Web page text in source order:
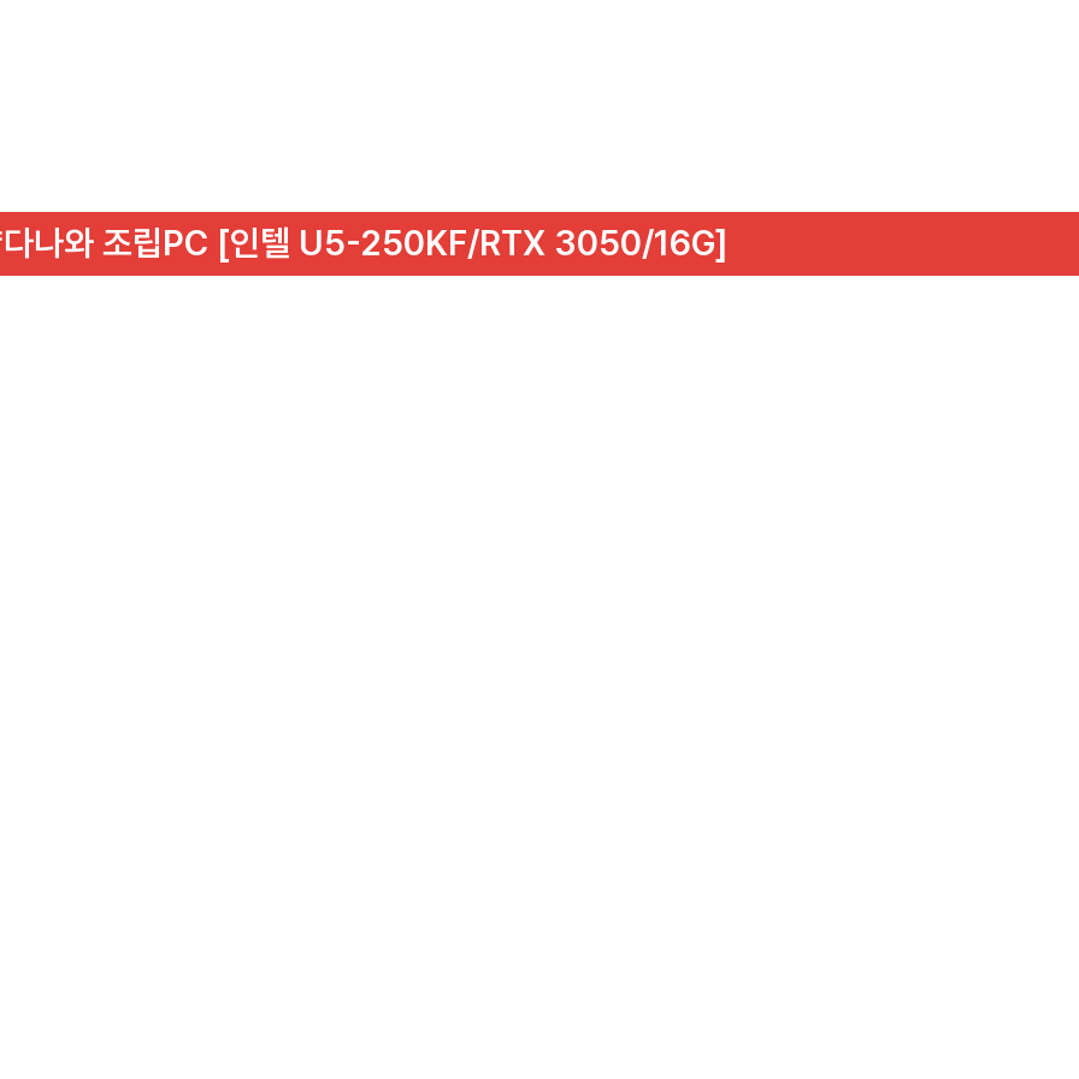
나와 조립PC [인텔 U5-250KF/RTX 3050/16G]